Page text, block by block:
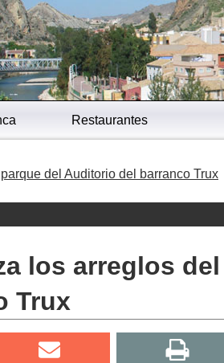
Restaurantes
del Auditorio del barranco Trux
los arreglos del
Trux